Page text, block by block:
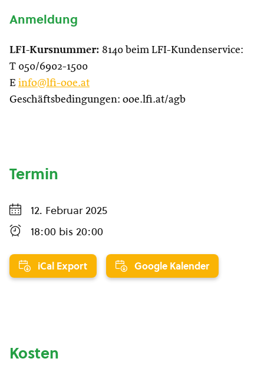
Anmeldung
LFI-Kursnummer: 8140 beim LFI-Kundenservice:
T 050/6902-1500
E info@lfi-ooe.at
Geschäftsbedingungen: ooe.lfi.at/agb
Termin
12. Februar 2025
18:00 bis 20:00
iCal Export Google Kalender
Kosten